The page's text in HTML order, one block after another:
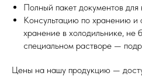
Полный пакет документов для
Консультацию по хранению
хранение в холодильнике, не
специальном растворе —
Цены на нашу продукцию —